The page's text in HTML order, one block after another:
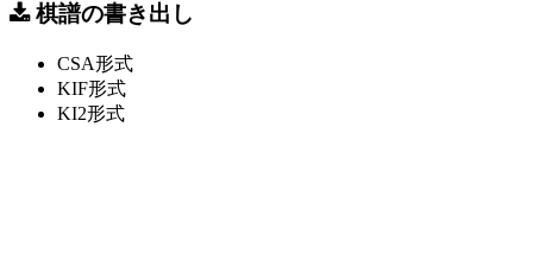
棋譜の書き出し
CSA形式
KIF形式
KI2形式